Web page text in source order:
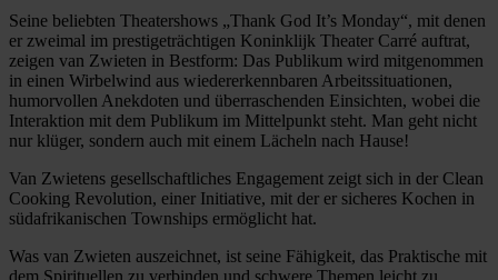
Seine beliebten Theatershows „Thank God It’s Monday“, mit denen
er zweimal im prestigeträchtigen Koninklijk Theater Carré auftrat,
zeigen van Zwieten in Bestform: Das Publikum wird mitgenommen
in einen Wirbelwind aus wiedererkennbaren Arbeitssituationen,
humorvollen Anekdoten und überraschenden Einsichten, wobei die
Interaktion mit dem Publikum im Mittelpunkt steht. Man geht nicht
nur klüger, sondern auch mit einem Lächeln nach Hause!
Van Zwietens gesellschaftliches Engagement zeigt sich in der Clean
Cooking Revolution, einer Initiative, mit der er sicheres Kochen in
südafrikanischen Townships ermöglicht hat.
Was van Zwieten auszeichnet, ist seine Fähigkeit, das Praktische mit
dem Spirituellen zu verbinden und schwere Themen leicht zu